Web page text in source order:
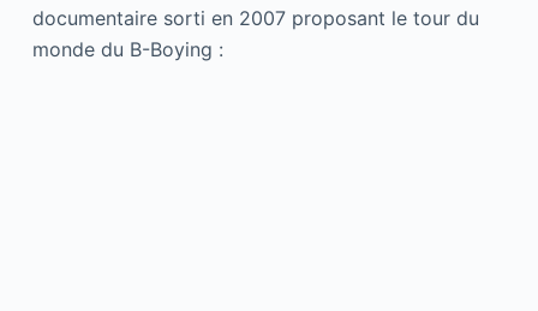
documentaire sorti en 2007 proposant le tour du
monde du B-Boying :